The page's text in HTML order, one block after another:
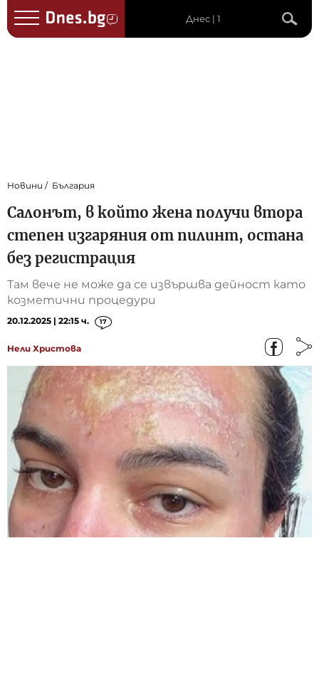
Днес | 1
Новини България
Салонът, в който жена получи втора
степен изгаряния от пилинт, остана
без регистрация
Там вече не може да се извършва дейност като
козметични процедури
20.12.2025 | 22:15 ч. 17
Нели Христова